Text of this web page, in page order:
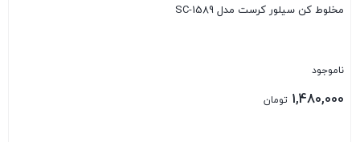
مخلوط کن سیلور کرست مدل SC-1589
ناموجود
1,480,000 تومان